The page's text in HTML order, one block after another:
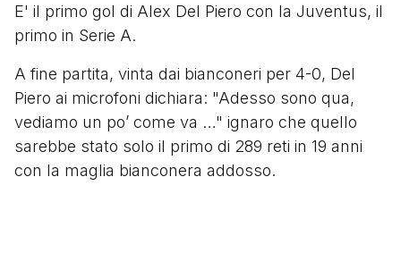
E' il primo gol di Alex Del Piero con la Juventus, il
primo in Serie A.
A fine partita, vinta dai bianconeri per 4-0, Del
Piero ai microfoni dichiara: "Adesso sono qua,
vediamo un po’ come va …" ignaro che quello
sarebbe stato solo il primo di 289 reti in 19 anni
con la maglia bianconera addosso.